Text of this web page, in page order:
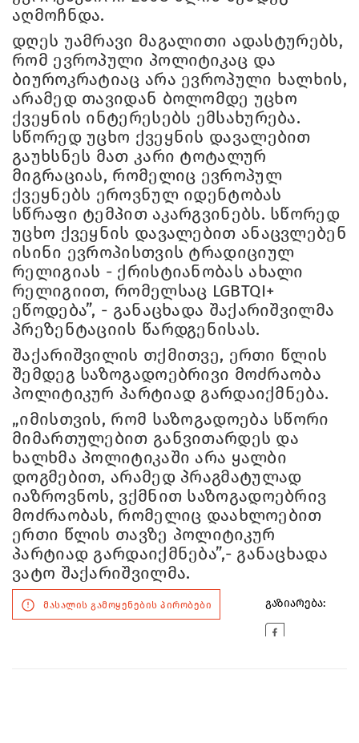
აღმოჩნდა.
დღეს უამრავი მაგალითი ადასტურებს,
რომ ევროპული პოლიტიკაც და
ბიუროკრატიაც არა ევროპული ხალხის,
არამედ თავიდან ბოლომდე უცხო
ქვეყნის ინტერესებს ემსახურება.
სწორედ უცხო ქვეყნის დავალებით
გაუხსნეს მათ კარი ტოტალურ
მიგრაციას, რომელიც ევროპულ
ქვეყნებს ეროვნულ იდენტობას
სწრაფი ტემპით აკარგვინებს. სწორედ
უცხო ქვეყნის დავალებით ანაცვლებენ
ისინი ევროპისთვის ტრადიციულ
რელიგიას - ქრისტიანობას ახალი
რელიგიით, რომელსაც LGBTQI+
ეწოდება”, - განაცხადა შაქარიშვილმა
პრეზენტაციის წარდგენისას.
შაქარიშვილის თქმითვე, ერთი წლის
შემდეგ საზოგადოებრივი მოძრაობა
პოლიტიკურ პარტიად გარდაიქმნება.
„იმისთვის, რომ საზოგადოება სწორი
მიმართულებით განვითარდეს და
ხალხმა პოლიტიკაში არა ყალბი
დოგმებით, არამედ პრაგმატულად
იაზროვნოს, ვქმნით საზოგადოებრივ
მოძრაობას, რომელიც დაახლოებით
ერთი წლის თავზე პოლიტიკურ
პარტიად გარდაიქმნება”,- განაცხადა
ვატო შაქარიშვილმა.
მასალის გამოყენების პირობები გაზიარება: